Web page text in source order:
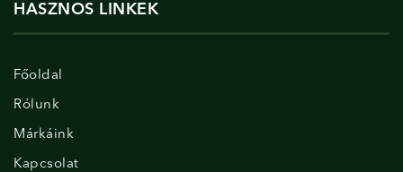
HASZNOS LINKEK
Főoldal
Rólunk
Márkáink
Kapcsolat